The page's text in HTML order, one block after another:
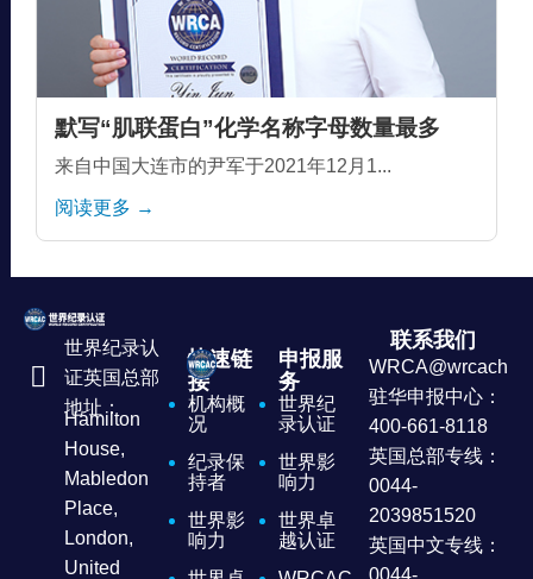
默写“肌联蛋白”化学名称字母数量最多
来自中国大连市的尹军于2021年12月1...
阅读更多 →
世界纪录认
证英国总部
地址：
Hamilton
House,
Mabledon
Place,
London,
United
快速链
接
机构概
况
纪录保
持者
世界影
响力
申报服
务
世界纪
录认证
世界影
响力
世界卓
越认证
联系我们
驻华申报中心：
400-661-8118
英国总部专线：
0044-
2039851520
英国中文专线：
0044-